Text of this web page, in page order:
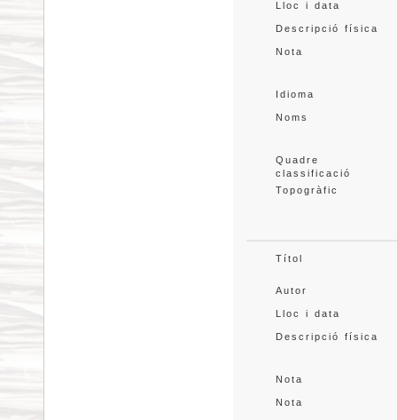
Lloc i data
Descripció física
Nota
Idioma
Noms
Quadre
classificació
Topogràfic
Títol
Autor
Lloc i data
Descripció física
Nota
Nota